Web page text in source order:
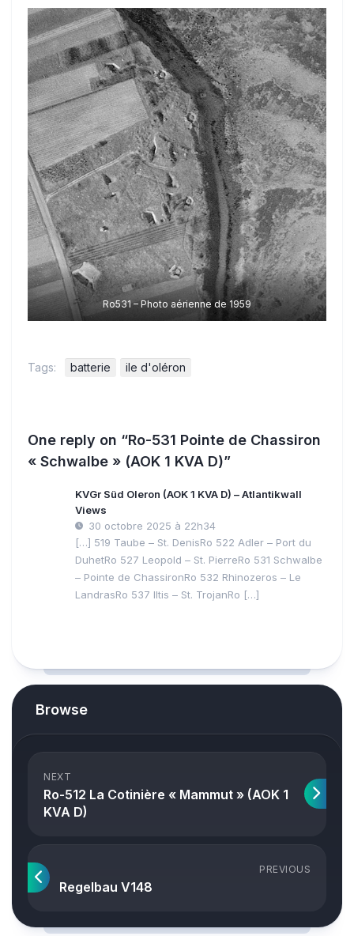
Ro531 – Photo aérienne de 1959
Tags: batterie ile d'oléron
One reply on “Ro-531 Pointe de Chassiron
« Schwalbe » (AOK 1 KVA D)”
KVGr Süd Oleron (AOK 1 KVA D) – Atlantikwall
Views
30 octobre 2025 à 22h34
[…] 519 Taube – St. DenisRo 522 Adler – Port du
DuhetRo 527 Leopold – St. PierreRo 531 Schwalbe
– Pointe de ChassironRo 532 Rhinozeros – Le
LandrasRo 537 Iltis – St. TrojanRo […]
Browse
NEXT
Ro-512 La Cotinière « Mammut » (AOK 1
KVA D)
PREVIOUS
Regelbau V148